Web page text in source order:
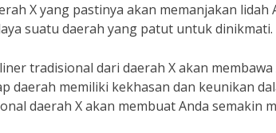
X yang pastinya akan memanjakan
suatu daerah yang patut untuk dinikmati.
tradisional dari daerah X akan
daerah memiliki kekhasan dan keunikan
daerah X akan membuat Anda semakin